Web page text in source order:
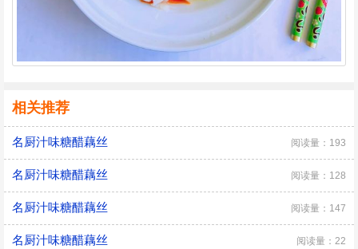
相关推荐
名厨汁味糖醋藕丝 阅读量：193
名厨汁味糖醋藕丝 阅读量：128
名厨汁味糖醋藕丝 阅读量：147
名厨汁味糖醋藕丝 阅读量：22